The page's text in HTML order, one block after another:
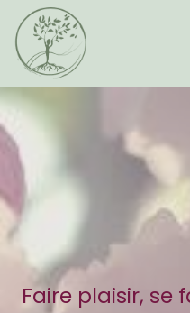
Se rendre au contenu
Faire plaisir, se